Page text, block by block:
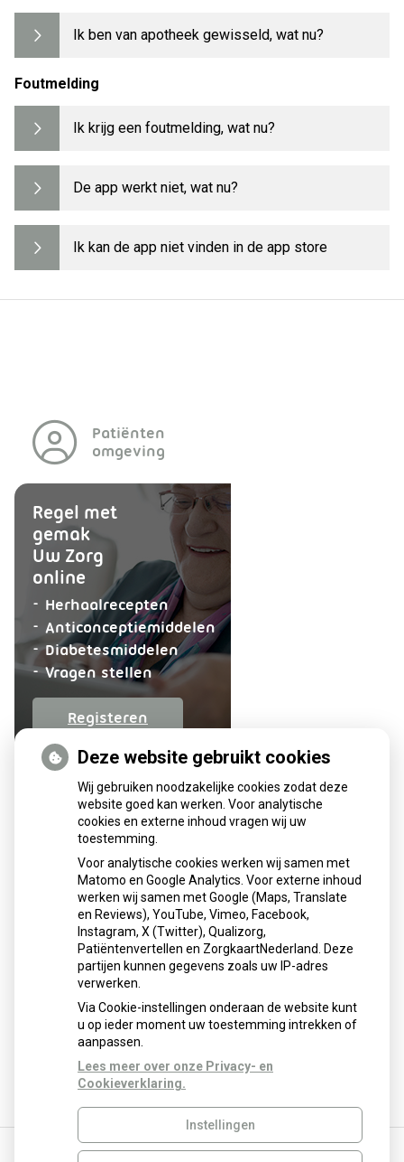
Ik ben van apotheek gewisseld, wat nu?
Foutmelding
Ik krijg een foutmelding, wat nu?
De app werkt niet, wat nu?
Ik kan de app niet vinden in de app store
Patiënten
omgeving
Regel met
gemak
Uw Zorg
online
Herhaalreceptenaanvragen
Anticonceptiemiddelenaanvragen
Diabetesmiddelenaanvragen
Vragen stellen
Registeren
Apotheek
De
Nije
Veste
U heeft geen toestemming gegeven voor
externe inhouddie nodig is om dit te
zien.
Cookie-instellingen wijzigen
Deze website gebruikt cookies
Wij gebruiken noodzakelijke cookies zodat deze
website goed kan werken. Voor analytische
cookies en externe inhoud vragen wij uw
toestemming.
Voor analytische cookies werken wij samen met
Matomo en Google Analytics. Voor externe inhoud
werken wij samen met Google (Maps, Translate
en Reviews), YouTube, Vimeo, Facebook,
Instagram, X (Twitter), Qualizorg,
Patiëntenvertellen en ZorgkaartNederland. Deze
partijen kunnen gegevens zoals uw IP-adres
verwerken.
Via Cookie-instellingen onderaan de website kunt
u op ieder moment uw toestemming intrekken of
aanpassen.
Lees meer over onze Privacy- en
Cookieverklaring.
Instellingen